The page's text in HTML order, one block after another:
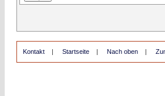
Kontakt | Startseite | Nach oben |